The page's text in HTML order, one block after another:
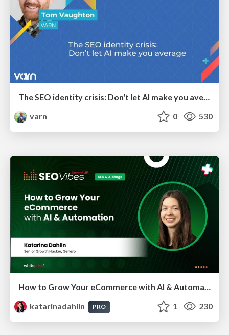
varn
0 530
How to Grow Your eCommerce with AI & Automation
katarinadahlin
PRO 1 230